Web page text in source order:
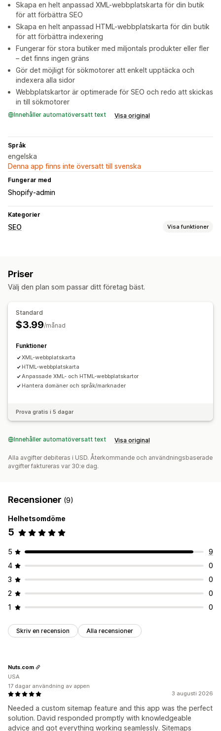
Skapa en helt anpassad XML-webbplatskarta för din butik
för att förbättra SEO
Skapa en helt anpassad HTML-webbplatskarta för din butik
för att förbättra indexering
Fungerar för stora butiker med miljontals produkter eller fler
– det finns ingen gräns
Gör det möjligt för sökmotorer att enkelt upptäcka och
indexera alla sidor
Webbplatskartor är optimerade för SEO och redo att skickas
in till sökmotorer
Innehåller automatöversatt text Visa original
Språk
engelska
Denna app finns inte översatt till svenska
Fungerar med
Shopify-admin
Kategorier
SEO Visa funktioner
Priser
Välj den plan som passar ditt företag bäst.
Standard
$3.99/månad
Funktioner
XML-webbplatskarta
HTML-webbplatskarta
Anpassade XML- och HTML-webbplatskartor
Hantera domäner och språk/marknader
Prova gratis i 5 dagar
Innehåller automatöversatt text Visa original
Alla avgifter debiteras i USD. Återkommande och användningsbaserade
avgifter faktureras var 30:e dag.
Recensioner (9)
Helhetsomdöme
5
5
9
4
0
3
0
2
0
1
0
Skriv en recension Alla recensioner
3 augusti 2026
Needed a custom sitemap feature and this app was the perfect
solution. David responded promptly with knowledgeable
advice and got everything working seamlessly. Sitemaps
Nuts.com
USA
17 dagar användning av appen